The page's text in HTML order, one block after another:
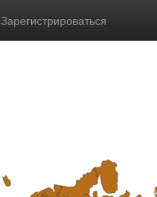
Зарегистрироваться